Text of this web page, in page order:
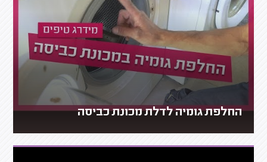
החלפת גומיה לדלת מכונת כביסה